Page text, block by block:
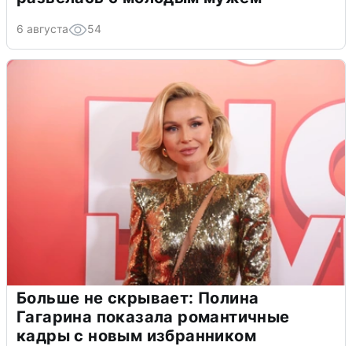
6 августа 54
Больше не скрывает: Полина
Гагарина показала романтичные
кадры с новым избранником